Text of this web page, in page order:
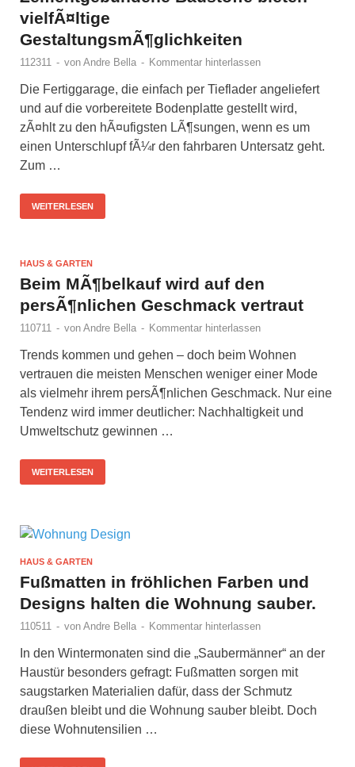
vielfÃ¤ltige
GestaltungsmÃ¶glichkeiten
112311 - von Andre Bella - Kommentar hinterlassen
Die Fertiggarage, die einfach per Tieflader angeliefert
und auf die vorbereitete Bodenplatte gestellt wird,
zÃ¤hlt zu den hÃ¤ufigsten LÃ¶sungen, wenn es um
einen Unterschlupf fÃ¼r den fahrbaren Untersatz geht.
Zum …
WEITERLESEN
HAUS & GARTEN
Beim MÃ¶belkauf wird auf den
persÃ¶nlichen Geschmack vertraut
110711 - von Andre Bella - Kommentar hinterlassen
Trends kommen und gehen – doch beim Wohnen
vertrauen die meisten Menschen weniger einer Mode
als vielmehr ihrem persÃ¶nlichen Geschmack. Nur eine
Tendenz wird immer deutlicher: Nachhaltigkeit und
Umweltschutz gewinnen …
WEITERLESEN
HAUS & GARTEN
Fußmatten in fröhlichen Farben und
Designs halten die Wohnung sauber.
110511 - von Andre Bella - Kommentar hinterlassen
In den Wintermonaten sind die „Saubermänner“ an der
Haustür besonders gefragt: Fußmatten sorgen mit
saugstarken Materialien dafür, dass der Schmutz
draußen bleibt und die Wohnung sauber bleibt. Doch
diese Wohnutensilien …